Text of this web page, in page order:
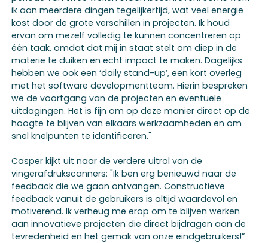
ik aan meerdere dingen tegelijkertijd, wat veel energie
kost door de grote verschillen in projecten. Ik houd
ervan om mezelf volledig te kunnen concentreren op
één taak, omdat dat mij in staat stelt om diep in de
materie te duiken en echt impact te maken. Dagelijks
hebben we ook een ‘daily stand-up’, een kort overleg
met het software developmentteam. Hierin bespreken
we de voortgang van de projecten en eventuele
uitdagingen. Het is fijn om op deze manier direct op de
hoogte te blijven van elkaars werkzaamheden en om
snel knelpunten te identificeren."
Casper kijkt uit naar de verdere uitrol van de
vingerafdrukscanners: "Ik ben erg benieuwd naar de
feedback die we gaan ontvangen. Constructieve
feedback vanuit de gebruikers is altijd waardevol en
motiverend. Ik verheug me erop om te blijven werken
aan innovatieve projecten die direct bijdragen aan de
tevredenheid en het gemak van onze eindgebruikers!”